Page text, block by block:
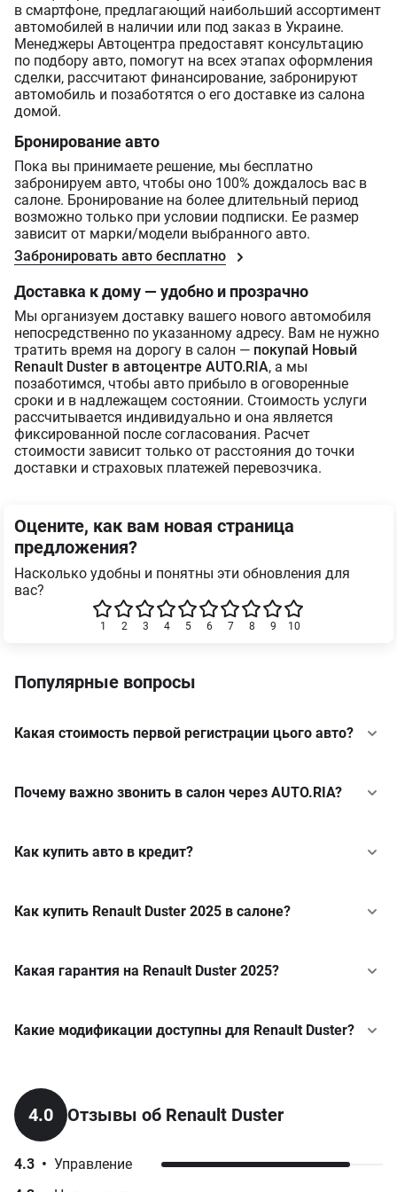
в смартфоне, предлагающий наибольший ассортимент
автомобилей в наличии или под заказ в Украине.
Менеджеры Автоцентра предоставят консультацию
по подбору авто, помогут на всех этапах оформления
сделки, рассчитают финансирование, забронируют
автомобиль и позаботятся о его доставке из салона
домой.
Бронирование авто
Пока вы принимаете решение, мы бесплатно
забронируем авто, чтобы оно 100% дождалось вас в
салоне. Бронирование на более длительный период
возможно только при условии подписки. Ее размер
зависит от марки/модели выбранного авто.
Забронировать авто бесплатно
Доставка к дому — удобно и прозрачно
Мы организуем доставку вашего нового автомобиля
непосредственно по указанному адресу. Вам не нужно
тратить время на дорогу в салон — покупай Новый
Renault Duster в автоцентре AUTO.RIA, а мы
позаботимся, чтобы авто прибыло в оговоренные
сроки и в надлежащем состоянии. Стоимость услуги
рассчитывается индивидуально и она является
фиксированной после согласования. Расчет
стоимости зависит только от расстояния до точки
доставки и страховых платежей перевозчика.
Оцените, как вам новая страница
предложения?
Насколько удобны и понятны эти обновления для
вас?
10
9
8
7
6
5
4
3
2
1
Популярные вопросы
Какая стоимость первой регистрации цього авто?
Почему важно звонить в салон через AUTO.RIA?
Как купить авто в кредит?
Renault
Renault
Renault Express Van у кредит
Как купить Renault Duster 2025 в салоне?
Какая гарантия на Renault Duster 2025?
Какие модификации доступны для Renault Duster?
1.3TCe EDC (150 к.с.)
от 1 161 700 грн
от 1 100 000 грн
4.0 Отзывы об Renault Duster
4.3 • Управление